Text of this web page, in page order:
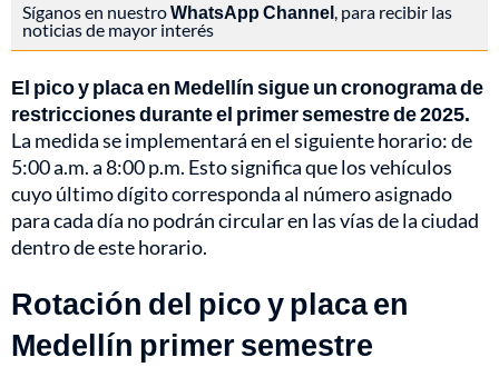
Síganos en nuestroWhatsApp Channel, para recibir las
noticias de mayor interés
El pico y placa en Medellín sigue un cronograma de
restricciones durante el primer semestre de 2025.
La medida se implementará en el siguiente horario: de
5:00 a.m. a 8:00 p.m. Esto significa que los vehículos
cuyo último dígito corresponda al número asignado
para cada día no podrán circular en las vías de la ciudad
dentro de este horario.
Rotación del pico y placa en
Medellín primer semestre